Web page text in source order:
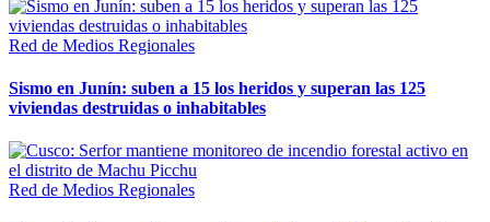
Red de Medios Regionales
Sismo en Junín: suben a 15 los heridos y superan las 125
viviendas destruidas o inhabitables
Red de Medios Regionales